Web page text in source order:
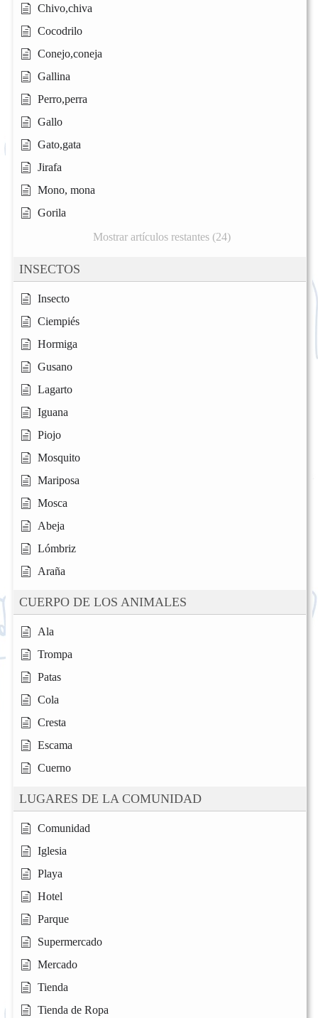
Chivo,chiva
Cocodrilo
Conejo,coneja
Gallina
Perro,perra
Gallo
Gato,gata
Jirafa
Mono, mona
Gorila
Mostrar artículos restantes (24)
INSECTOS
Insecto
Ciempiés
Hormiga
Gusano
Lagarto
Iguana
Piojo
Mosquito
Mariposa
Mosca
Abeja
Lómbriz
Araña
CUERPO DE LOS ANIMALES
Ala
Trompa
Patas
Cola
Cresta
Escama
Cuerno
LUGARES DE LA COMUNIDAD
Comunidad
Iglesia
Playa
Hotel
Parque
Supermercado
Mercado
Tienda
Tienda de Ropa